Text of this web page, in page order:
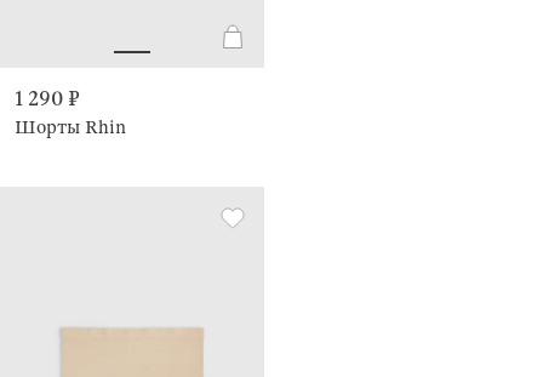
1 290 ₽
Шорты Rhin